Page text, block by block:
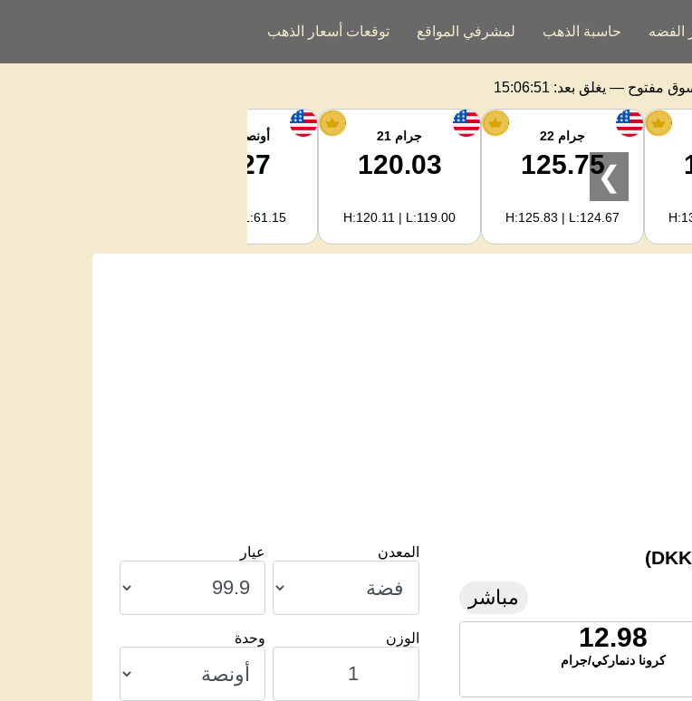
الفضه حاسبة الذهب لمشرفي المواقع توقعات أسعار الذهب
مفتوح — يغلق بعد: 15:06:50
جرام 22
125.75
H:125.83 | L:124.67
جرام 21
120.03
H:120.11 | L:119.00
أونصة الفضة
62.27
H:62.42 | L:61.15
❯
مباشر
12.98
كرونا دنماركي/جرام
المعدن عيار
الوزن وحدة